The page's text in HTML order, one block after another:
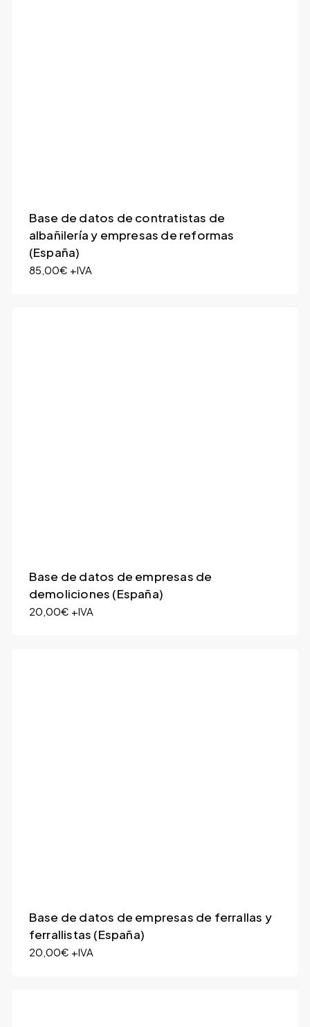
Base de datos de contratistas de
albañilería y empresas de reformas
(España)
85,00€ +IVA
Base de datos de empresas de
demoliciones (España)
20,00€ +IVA
Base de datos de empresas de ferrallas y
ferrallistas (España)
20,00€ +IVA